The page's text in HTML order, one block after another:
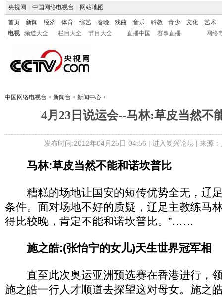
央视网 中国网络电视台 网站地图
首页 新闻 经济 体育 综艺 春晚 戏曲 音乐 科教 青少 文化
艺术
电视
频道大全 栏目大全 节目大全 直播中国 赛事直播 网络
中国网络电视台 > 新闻台 > 新闻中心 >
4月23日说运会--马林:草皮当然不
发布时间:2012年04月25日 04:56 | 进入复兴论坛| 来源
马林:草皮当然不能和诺坎普比
糟糕的场地让国安的短传优势全无，辽
条件。面对场地不好的质疑，辽足主教练马
得比较晚，肯定不能和诺坎普比。”……
施之皓:(张怡宁的女儿)天生世界冠军相
直至此次奥运亚洲预选赛在香港进行，
施之皓一行人才顺道去探望这对母女。施之